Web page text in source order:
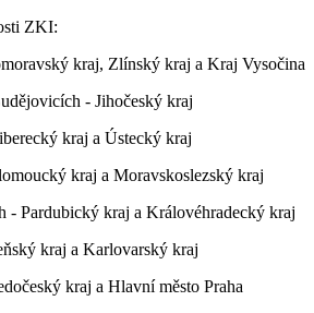
ZKI:
kraj, Zlínský kraj a Kraj Vysočina
- Jihočeský kraj
kraj a Ústecký kraj
kraj a Moravskoslezský kraj
- Pardubický kraj a Královéhradecký kraj
kraj a Karlovarský kraj
kraj a Hlavní město Praha